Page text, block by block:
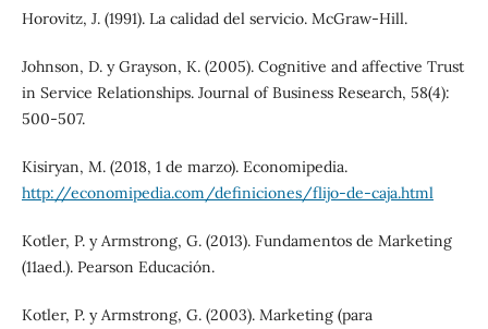
Horovitz, J. (1991). La calidad del servicio. McGraw-Hill.
Johnson, D. y Grayson, K. (2005). Cognitive and affective Trust
in Service Relationships. Journal of Business Research, 58(4):
500-507.
Kisiryan, M. (2018, 1 de marzo). Economipedia.
http://economipedia.com/definiciones/flijo-de-caja.html
Kotler, P. y Armstrong, G. (2013). Fundamentos de Marketing
(11aed.). Pearson Educación.
Kotler, P. y Armstrong, G. (2003). Marketing (para